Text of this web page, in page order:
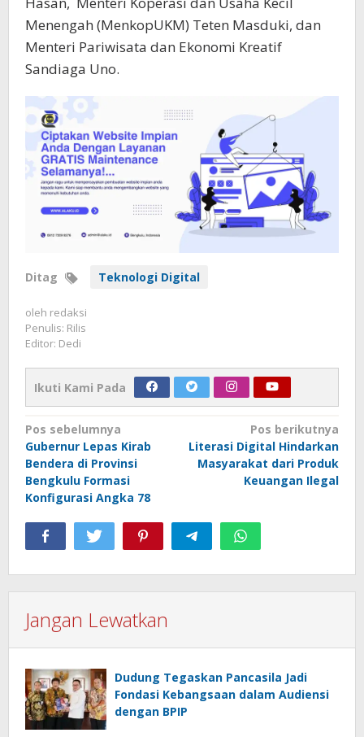
Menengah (MenkopUKM) Teten Masduki, dan
Menteri Pariwisata dan Ekonomi Kreatif
Sandiaga Uno.
Ditag Teknologi Digital
oleh redaksi
Penulis: Rilis
Editor: Dedi
Ikuti Kami Pada
Navigasi
pos
Pos sebelumnya
Gubernur Lepas Kirab
Bendera di Provinsi
Bengkulu Formasi
Konfigurasi Angka 78
Pos berikutnya
Literasi Digital Hindarkan
Masyarakat dari Produk
Keuangan Ilegal
Jangan Lewatkan
Dudung Tegaskan Pancasila Jadi
Fondasi Kebangsaan dalam Audiensi
dengan BPIP